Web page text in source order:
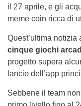
il 27 aprile, e gli
meme coin ricca di
Quest’ultima
cinque giochi
progetto supera
lancio dell’app
Sebbene il team